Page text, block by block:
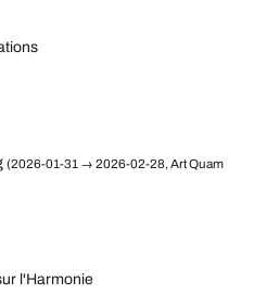
(2026-01-31 → 2026-02-28, Art Quam
l'Harmonie